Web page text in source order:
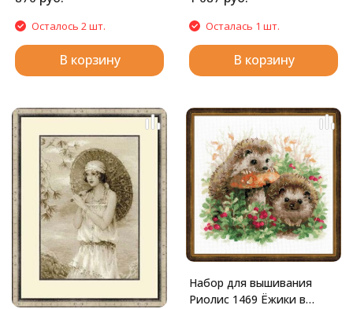
Осталось 2 шт.
В корзину
Осталась 1 шт.
В корзину
Набор для вышивания
Риолис 1469 Ёжики в